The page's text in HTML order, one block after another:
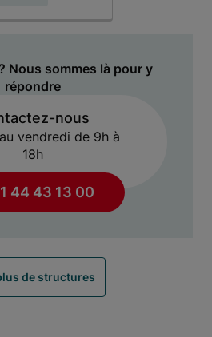
Nous sommes là pour y
répondre
nous
vendredi de 9h à
18h
44 43 13 00
de structures